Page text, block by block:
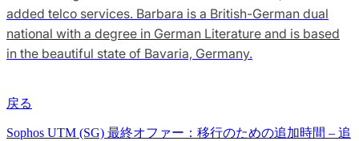
added telco services. Barbara is a British-German dual
national with a degree in German Literature and is based
in the beautiful state of Bavaria, Germany.
戻る
Sophos UTM (SG) 最終オファー：移行のための追加時間 – 追